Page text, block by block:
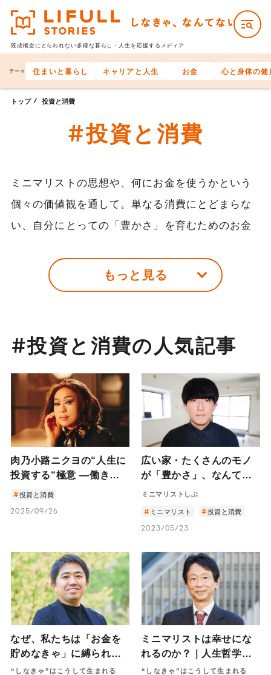
既成概念にとらわれない多様な暮らし・人生を応援するメディア
テーマ 住まいと暮らし キャリアと人生 お金 心と身体の健
トップ 投資と消費
#投資と消費
ミニマリストの思想や、何にお金を使うかという
個々の価値観を通して。単なる消費にとどまらな
い、自分にとっての「豊かさ」を育むためのお金
もっと見る
#投資と消費の人気記事
肉乃小路ニクヨの“人生に
投資する“極意 ―働きな
投資と消費
2025/09/26
広い家・たくさんのモノ
が「豊かさ」、なんてな
い。―モノを手放せば手
く？ ミニマリストしぶの
ライフスタイル―
ミニマリストしぶ
ミニマリスト 投資と消費
2023/05/23
なぜ、私たちは「お金を
貯めなきゃ」に縛られる
のか。社会的金融教育
“しなきゃ”はこうして生まれる
ミニマリストは幸せにな
れるのか？｜人生哲学？
節約術？新しい生活様
“しなきゃ”はこうして生まれる